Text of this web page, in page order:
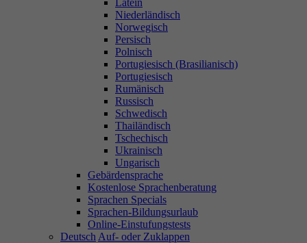
Latein
Niederländisch
Norwegisch
Persisch
Polnisch
Portugiesisch (Brasilianisch)
Portugiesisch
Rumänisch
Russisch
Schwedisch
Thailändisch
Tschechisch
Ukrainisch
Ungarisch
Gebärdensprache
Kostenlose Sprachenberatung
Sprachen Specials
Sprachen-Bildungsurlaub
Online-Einstufungstests
Deutsch Auf- oder Zuklappen